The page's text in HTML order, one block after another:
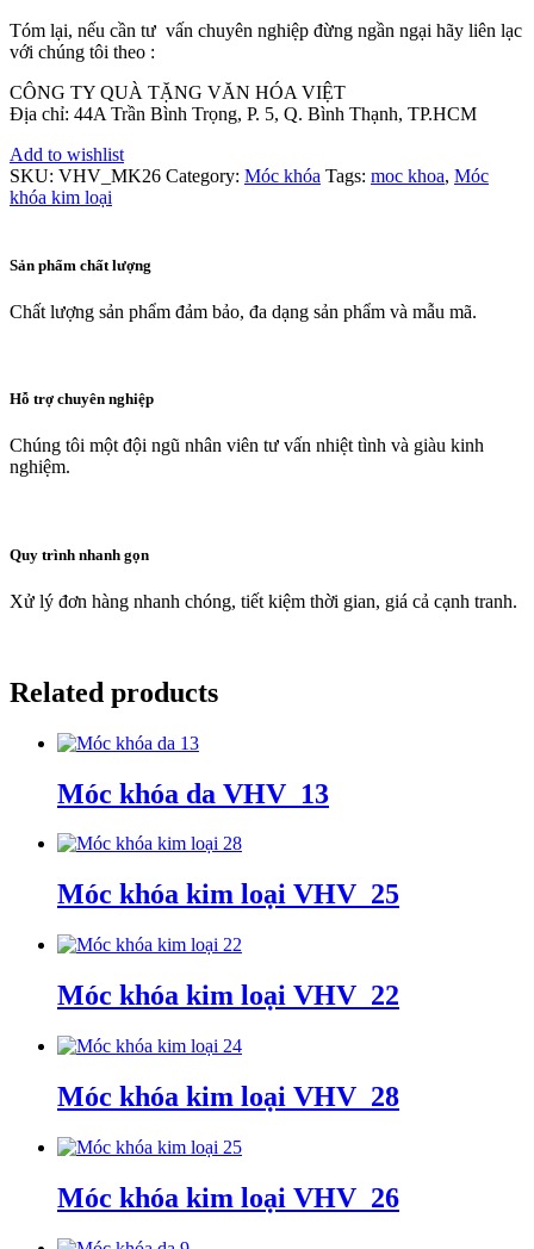
Tóm lại, nếu cần tư vấn chuyên nghiệp đừng ngần ngại hãy liên lạc
với chúng tôi theo :
CÔNG TY QUÀ TẶNG VĂN HÓA VIỆT
Địa chỉ: 44A Trần Bình Trọng, P. 5, Q. Bình Thạnh, TP.HCM
Add to wishlist
SKU: VHV_MK26 Category: Móc khóa Tags: moc khoa, Móc
khóa kim loại
Sản phẩm chất lượng
Chất lượng sản phẩm đảm bảo, đa dạng sản phẩm và mẫu mã.
Hỗ trợ chuyên nghiệp
Chúng tôi một đội ngũ nhân viên tư vấn nhiệt tình và giàu kinh
nghiệm.
Quy trình nhanh gọn
Xử lý đơn hàng nhanh chóng, tiết kiệm thời gian, giá cả cạnh tranh.
Related products
Móc khóa da VHV_13
Móc khóa kim loại VHV_25
Móc khóa kim loại VHV_22
Móc khóa kim loại VHV_28
Móc khóa kim loại VHV_26